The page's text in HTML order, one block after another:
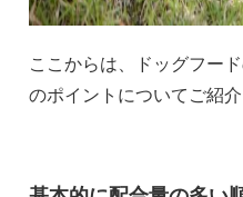
ここからは、ドッグフー
のポイントについてご紹介